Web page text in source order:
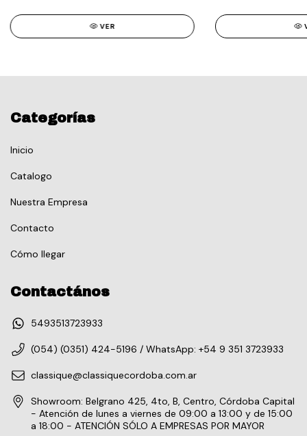
VER
Categorías
Inicio
Catalogo
Nuestra Empresa
Contacto
Cómo llegar
Contactános
5493513723933
(054) (0351) 424-5196 / WhatsApp: +54 9 351 3723933
classique@classiquecordoba.com.ar
Showroom: Belgrano 425, 4to, B, Centro, Córdoba Capital
- Atención de lunes a viernes de 09:00 a 13:00 y de 15:00
a 18:00 - ATENCIÓN SÓLO A EMPRESAS POR MAYOR